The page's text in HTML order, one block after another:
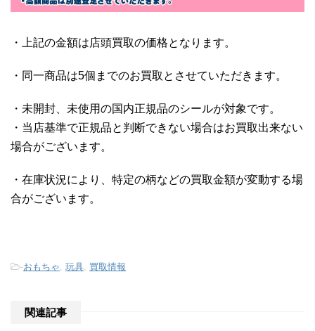
・上記の金額は店頭買取の価格となります。
・同一商品は5個までのお買取とさせていただきます。
・未開封、未使用の国内正規品のシールが対象です。
・当店基準で正規品と判断できない場合はお買取出来ない
場合がございます。
・在庫状況により、特定の柄などの買取金額が変動する場
合がございます。
-おもちゃ 玩具 買取情報
関連記事